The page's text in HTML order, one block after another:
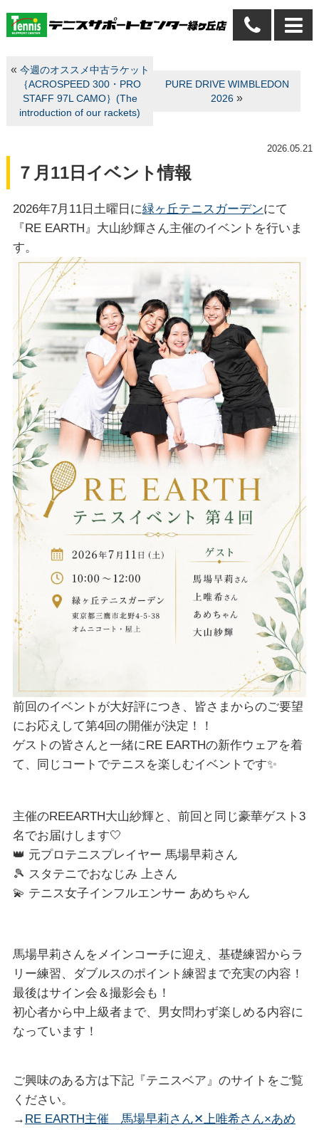
« 今週のオススメ中古ラケット
｛ACROSPEED 300・PRO
STAFF 97L CAMO｝(The
introduction of our rackets)
PURE DRIVE WIMBLEDON
2026 »
2026.05.21
７月11日イベント情報
2026年7月11日土曜日に緑ヶ丘テニスガーデンにて
『RE EARTH』大山紗輝さん主催のイベントを行いま
す。
前回のイベントが大好評につき、皆さまからのご要望
にお応えして第4回の開催が決定！！
ゲストの皆さんと一緒にRE EARTHの新作ウェアを着
て、同じコートでテニスを楽しむイベントです✨
主催のREEARTH大山紗輝と、前回と同じ豪華ゲスト3
名でお届けします🤍
👑 元プロテニスプレイヤー 馬場早莉さん
🎾 スタテニでおなじみ 上さん
💫 テニス女子インフルエンサー あめちゃん
馬場早莉さんをメインコーチに迎え、基礎練習からラ
リー練習、ダブルスのポイント練習まで充実の内容！
最後はサイン会＆撮影会も！
初心者から中上級者まで、男女問わず楽しめる内容に
なっています！
ご興味のある方は下記『テニスベア』のサイトをご覧
ください。
→ RE EARTH主催 馬場早莉さん✕上唯希さん×あめ